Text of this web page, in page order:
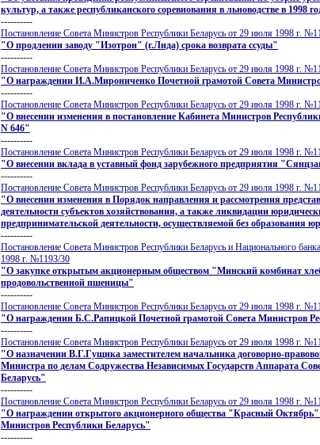
культур, а также республиканского соревнования в льноводстве в 1998
----------
Постановление Совета Министров Республики Беларусь от 29 июля 1998 г.
"О продлении заводу "Изотрон" (г.Лида) срока возврата ссуды"
----------
Постановление Совета Министров Республики Беларусь от 29 июля 1998 г.
"О награждении И.А.Мирониченко Почетной грамотой Совета
----------
Постановление Совета Министров Республики Беларусь от 29 июля 1998 г.
"О внесении изменения в постановление Кабинета Министров
N 646"
----------
Постановление Совета Министров Республики Беларусь от 29 июля 1998 г.
"О внесении вклада в уставный фонд зарубежного предприятия
----------
Постановление Совета Министров Республики Беларусь от 29 июля 1998 г.
"О внесении изменения в Порядок направления и рассмотрения
деятельности субъектов хозяйствования, а также ликвидации
предпринимательской деятельности, осуществляемой без образования
----------
Постановление Совета Министров Республики Беларусь и Национального
1998 г. №1193/30
"О закупке открытым акционерным обществом "Минский комбинат
продовольственной пшеницы"
----------
Постановление Совета Министров Республики Беларусь от 29 июля 1998 г.
"О награждении Б.С.Рапицкой Почетной грамотой Совета Министров
----------
Постановление Совета Министров Республики Беларусь от 29 июля 1998 г.
"О назначении В.Г.Гущика заместителем начальника договорно-
Министра по делам Содружества Независимых Государств Аппарата
Беларусь"
----------
Постановление Совета Министров Республики Беларусь от 29 июля 1998 г.
"О награждении открытого акционерного общества "Красный
Министров Республики Беларусь"
----------